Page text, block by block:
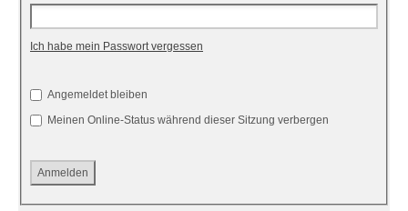
Ich habe mein Passwort vergessen
Angemeldet bleiben
Meinen Online-Status während dieser Sitzung verbergen